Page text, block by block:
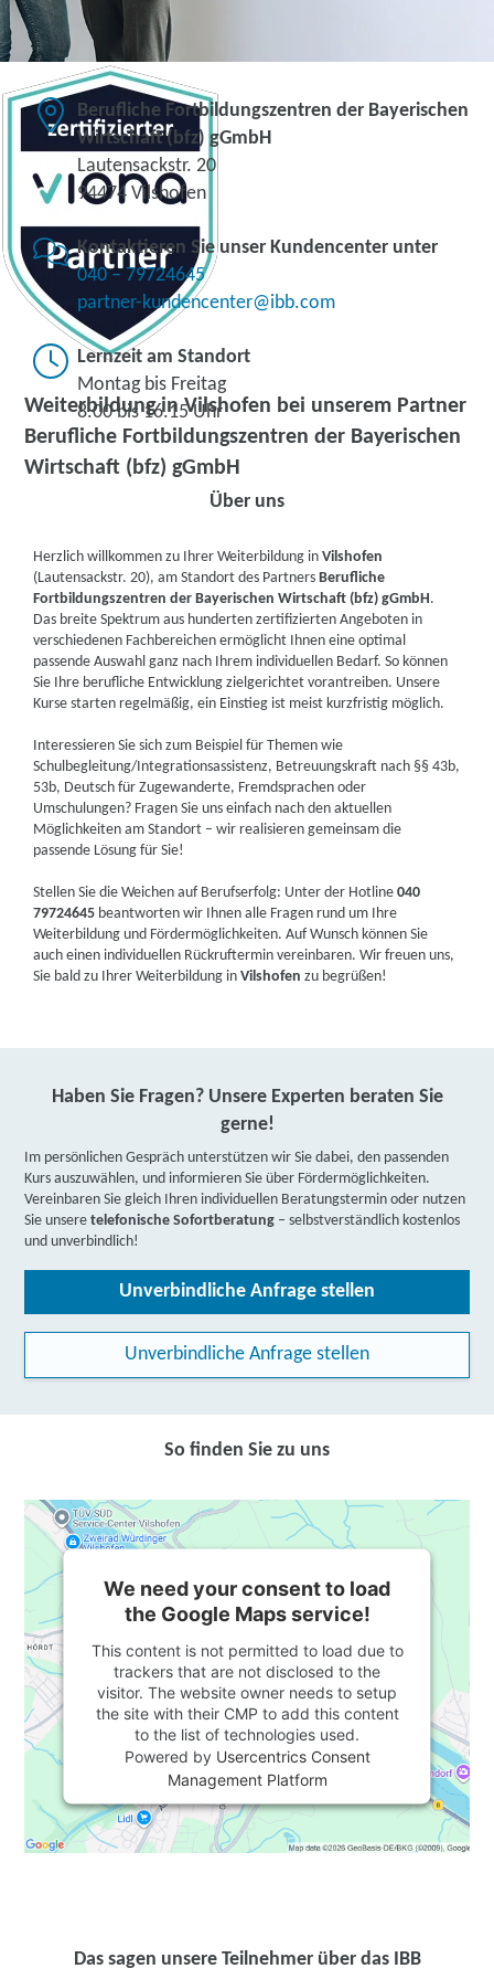
Weiterbildung in Vilshofen bei unserem Partner
Berufliche Fortbildungszentren der Bayerischen
Wirtschaft (bfz) gGmbH
Berufliche Fortbildungszentren der Bayerischen
Wirtschaft (bfz) gGmbH
Lautensackstr. 20
94474 Vilshofen
Kontaktieren Sie unser Kundencenter unter
040 – 79724645
partner-kundencenter@ibb.com
Lernzeit am Standort
Montag bis Freitag
8.00 bis 16.15 Uhr
Über uns
Herzlich willkommen zu Ihrer Weiterbildung inVilshofen
(Lautensackstr. 20), am Standort des PartnersBerufliche
Fortbildungszentren der Bayerischen Wirtschaft (bfz) gGmbH.
Das breite Spektrum aus hunderten zertifizierten Angeboten in
verschiedenen Fachbereichen ermöglicht Ihnen eine optimal
passende Auswahl ganz nach Ihrem individuellen Bedarf. So können
Sie Ihre berufliche Entwicklung zielgerichtet vorantreiben. Unsere
Kurse starten regelmäßig, ein Einstieg ist meist kurzfristig möglich.
Interessieren Sie sich zum Beispiel für Themen wie
Schulbegleitung/Integrationsassistenz, Betreuungskraft nach §§ 43b,
53b, Deutsch für Zugewanderte, Fremdsprachen oder
Umschulungen? Fragen Sie uns einfach nach den aktuellen
Möglichkeiten am Standort – wir realisieren gemeinsam die
passende Lösung für Sie!
Stellen Sie die Weichen auf Berufserfolg: Unter der Hotline040
79724645 beantworten wir Ihnen alle Fragen rund um Ihre
Weiterbildung und Fördermöglichkeiten. Auf Wunsch können Sie
auch einen individuellen Rückruftermin vereinbaren. Wir freuen uns,
Sie bald zu Ihrer Weiterbildung inVilshofen zu begrüßen!
Haben Sie Fragen? Unsere Experten beraten Sie
gerne!
Im persönlichen Gespräch unterstützen wir Sie dabei, den passenden
Kurs auszuwählen, und informieren Sie über Fördermöglichkeiten.
Vereinbaren Sie gleich Ihren individuellen Beratungstermin oder nutzen
Sie unseretelefonische Sofortberatung – selbstverständlich kostenlos
und unverbindlich!
Unverbindliche Anfrage stellen
Unverbindliche Anfrage stellen
So finden Sie zu uns
We need your consent to load
the Google Maps service!
This content is not permitted to load due to
trackers that are not disclosed to the
visitor. The website owner needs to setup
the site with their CMP to add this content
to the list of technologies used.
Powered by Usercentrics Consent
Management Platform
Das sagen unsere Teilnehmer über das IBB